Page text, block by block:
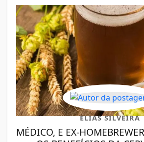
ELIAS SILVEIRA
MÉDICO, E EX-